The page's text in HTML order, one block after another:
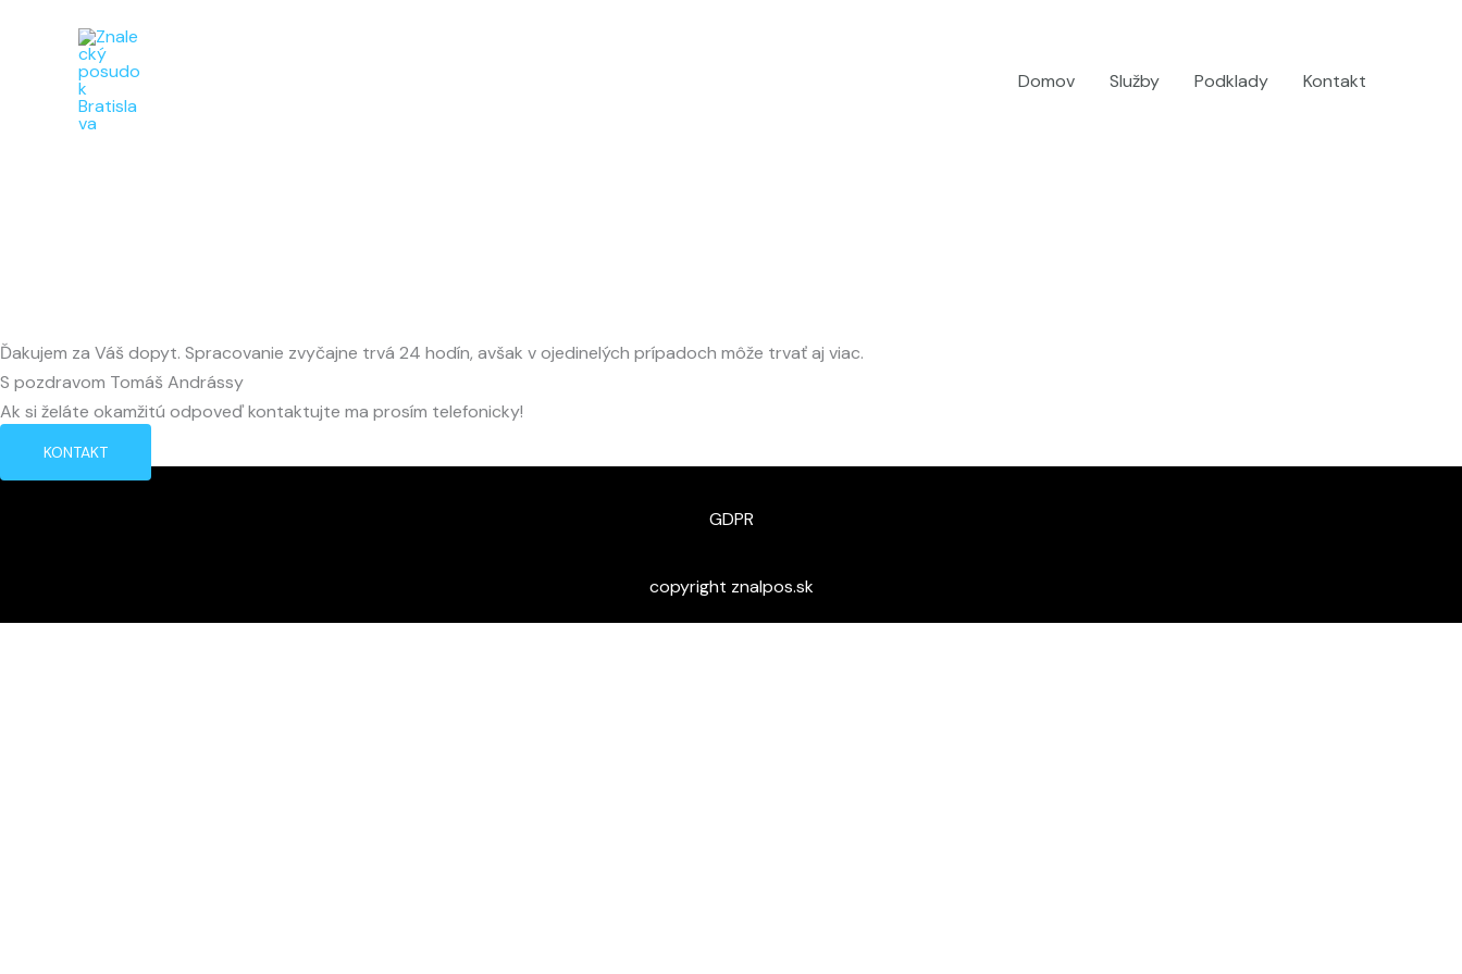
Domov Služby Podklady Kontakt
Ďakujem za Váš dopyt. Spracovanie zvyčajne trvá 24 hodín, avšak v ojedinelých prípadoch môže trvať aj viac.
S pozdravom Tomáš Andrássy
Ak si želáte okamžitú odpoveď kontaktujte ma prosím telefonicky!
KONTAKT
GDPR
copyright znalpos.sk